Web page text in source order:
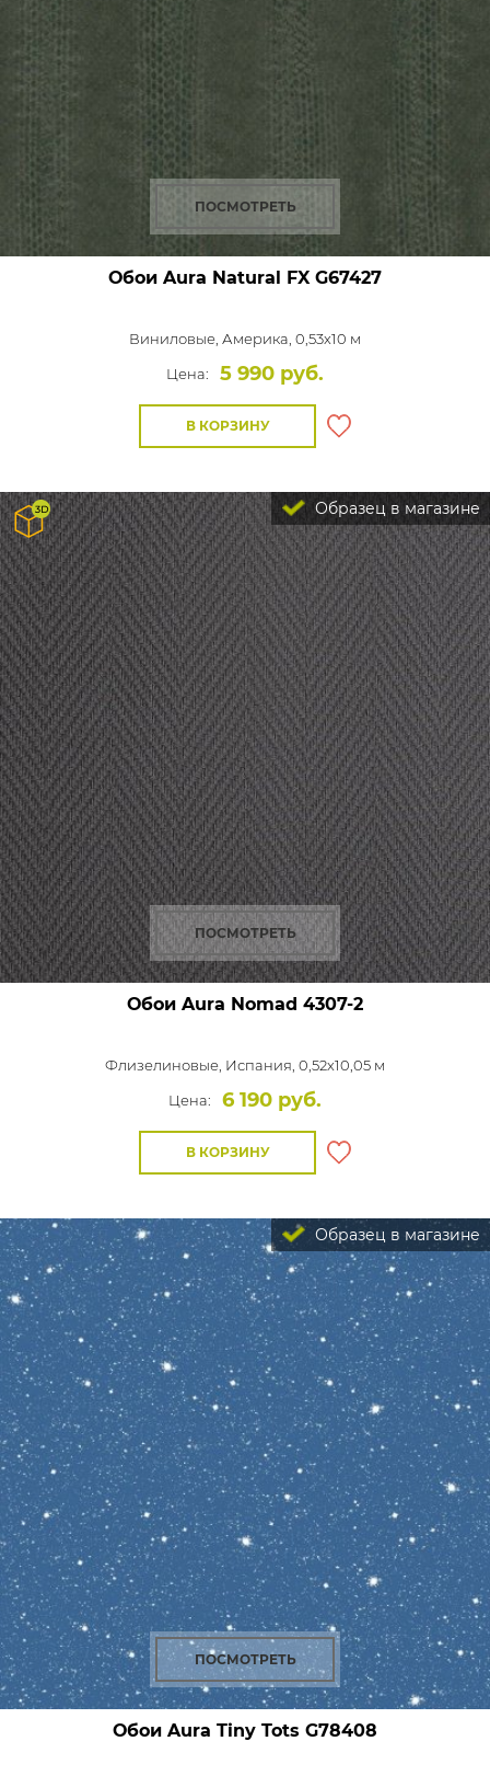
ПОСМОТРЕТЬ
Обои Aura Natural FXG67427
Виниловые, Америка, 0,53x10 м
Цена:
5 990 руб.
В КОРЗИНУ
Образец в магазине
ПОСМОТРЕТЬ
Обои Aura Nomad 4307-2
Флизелиновые, Испания, 0,52x10,05 м
Цена:
6 190 руб.
В КОРЗИНУ
Образец в магазине
ПОСМОТРЕТЬ
Обои Aura Tiny Tots G78408